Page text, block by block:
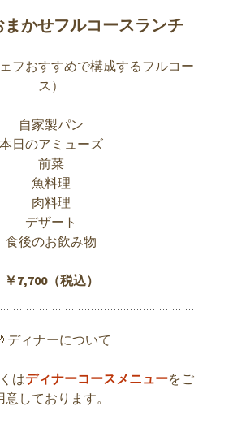
かせフルコースランチ
フおすすめで構成するフルコー
ス）
自家製パン
本日のアミューズ
前菜
魚料理
肉料理
デザート
食後のお飲み物
￥7,700（税込）
ディナーについて
はディナーコースメニューをご
意しております。